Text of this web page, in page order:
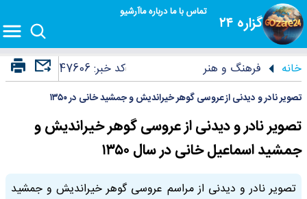
گزاره ۲۴
تماس با مادرباره ماآرشیو
خانه فرهنگ و هنر کد خبر:47606
تصویر نادر و دیدنی از عروسی گوهر خیراندیش و جمشید خانی در ۱۳۵۰
تصویر نادر و دیدنی از عروسی گوهر خیراندیش و
جمشید اسماعیل خانی در سال ۱۳۵۰
تصویر نادر و دیدنی از مراسم عروسی گوهر خیراندیش و جمشید